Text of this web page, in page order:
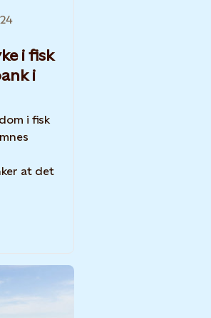
i fisk
i
i fisk
at det